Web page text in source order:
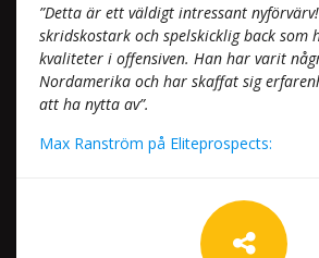
”Detta är ett väldigt intressant
skridskostark och spelskicklig back som
kvaliteter i offensiven. Han har varit
Nordamerika och har skaffat sig
att ha nytta av”.
Max Ranström på Eliteprospects: